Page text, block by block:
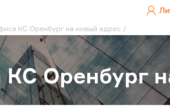
КС Оренбург на новый адрес
Оренбург